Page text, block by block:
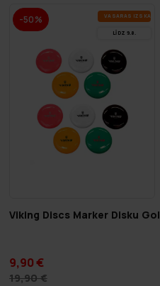
-50% VA­SA­RAS IZ­SKA­ŅA
LĪDZ 9.8.
Viking Discs Marker Disku
9,90 €
19,90 €